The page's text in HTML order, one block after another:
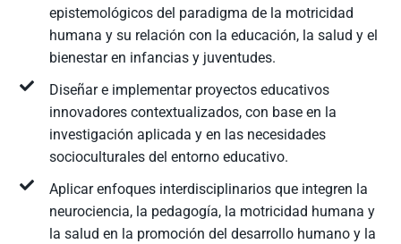
epistemológicos del paradigma de la motricidad
humana y su relación con la educación, la salud y el
bienestar en infancias y juventudes.
Diseñar e implementar proyectos educativos
innovadores contextualizados, con base en la
investigación aplicada y en las necesidades
socioculturales del entorno educativo.
Aplicar enfoques interdisciplinarios que integren la
neurociencia, la pedagogía, la motricidad humana y
la salud en la promoción del desarrollo humano y la